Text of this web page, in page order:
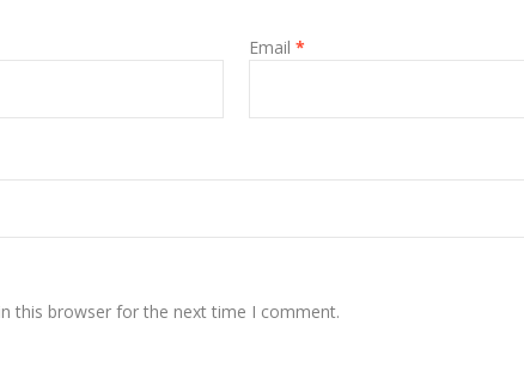
Email *
this browser for the next time I comment.